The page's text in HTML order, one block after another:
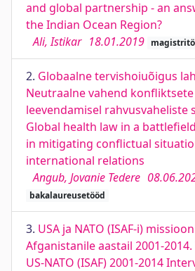
and global partnership - an
the Indian Ocean Region?
Ali, Istikar 18.01.2019
2. Globaalne tervishoiuõigus
Neutraalne vahend
leevendamisel rahvusvaheliste
Global health law in a
in mitigating conflictual
international relations
Angub, Jovanie Tedere
bakalaureusetööd
3. USA ja NATO (ISAF-i)
Afganistanile aastail 2001-
US-NATO (ISAF) 2001-2014